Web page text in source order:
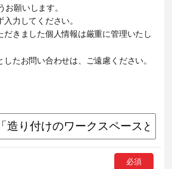
お願いします。
入力してください。
だきました個人情報は厳重に管理いたし
したお問い合わせは、ご遠慮ください。